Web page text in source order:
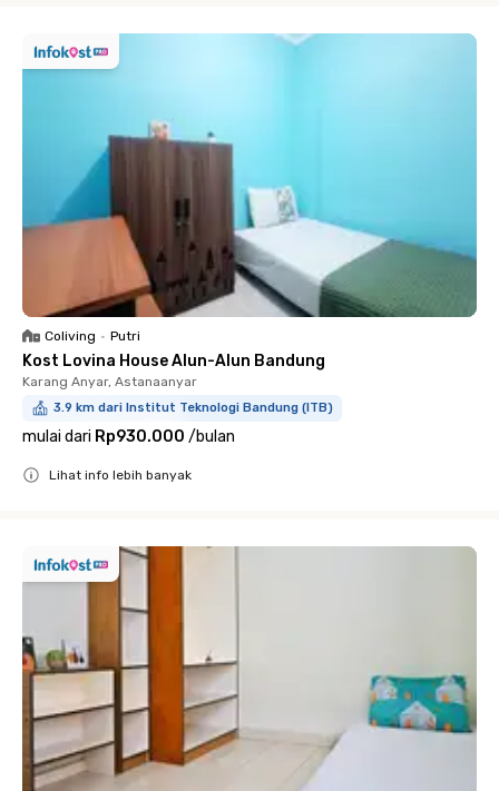
Coliving • Putri
Kost Lovina House Alun-Alun Bandung
Karang Anyar, Astanaanyar
3.9 km dari Institut Teknologi Bandung (ITB)
mulai dari Rp930.000 /bulan
Lihat info lebih banyak